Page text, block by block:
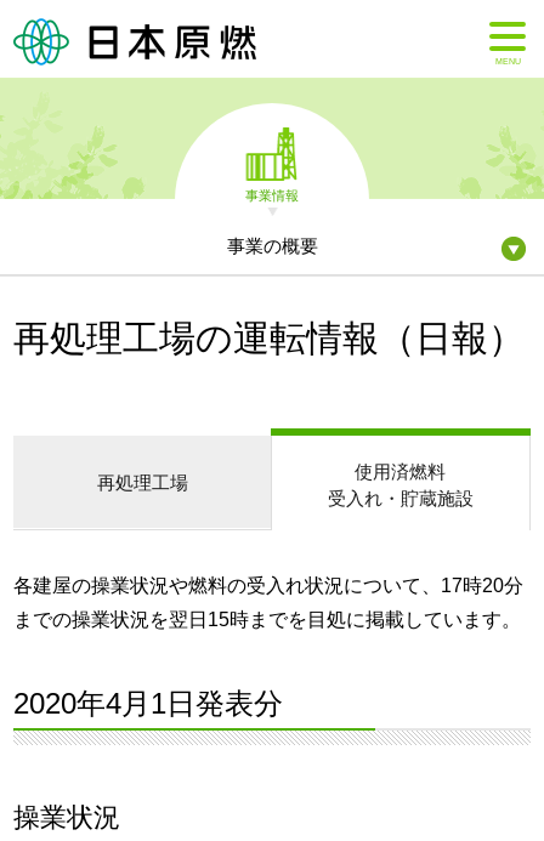
MENU
事業情報
事業の概要
再処理工場の運転情報（日報）
再処理工場
使用済燃料
受入れ・貯蔵施設
各建屋の操業状況や燃料の受入れ状況について、17時20分
までの操業状況を翌日15時までを目処に掲載しています。
2020年4月1日発表分
操業状況